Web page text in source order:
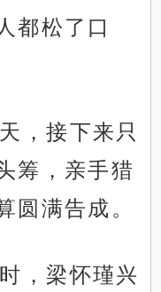
都松了口
，接下来只
筹，亲手猎
圆满告成。
，梁怀瑾兴